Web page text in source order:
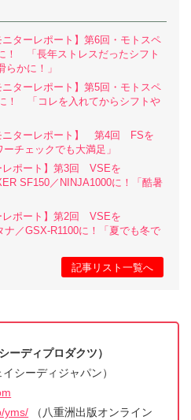
ニターレポート】第6回・モトスペ
！ 「長年ストレスだったシフト
かに！」
ニターレポート】第5回・モトスペ
！ 「コレを入れてからシフトや
ニターレポート】 第4回 FSを
チェックでも大満足」
レポート】第3回 VSEを
SF150／NINJA1000に！「酷暑
レポート】第2回 VSEを
ナ／GSX-R1100に！「夏でも冬で
記事リスト一覧へ
ーディプロダクツ）
シーディジャパン）
yms/
（八重洲出版オンライン